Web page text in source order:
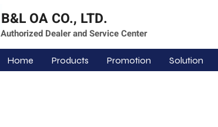
B&L OA CO., LTD.
Authorized Dealer and Service Center
Home Products Promotion Solution